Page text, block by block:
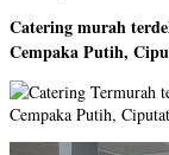
Catering murah
Cempaka Putih,